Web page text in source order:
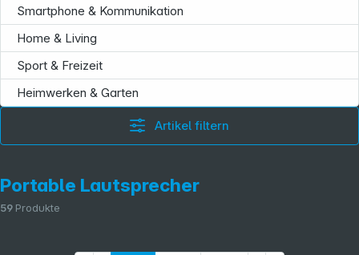
Smartphone & Kommunikation
Home & Living
Sport & Freizeit
Heimwerken & Garten
Artikel filtern
Portable Lautsprecher
59 Produkte